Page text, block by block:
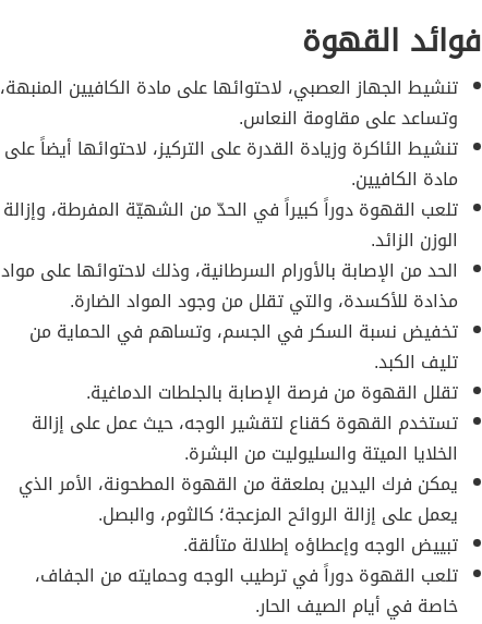
فوائد القهوة
تنشيط الجهاز العصبي، لاحتوائها على مادة الكافيين المنبهة،
وتساعد على مقاومة النعاس.
تنشيط الئاكرة وزيادة القدرة على التركيز، لاحتوائها أيضاً على
مادة الكافيين.
تلعب القهوة دوراً كبيراً في الحدّ من الشهيّة المفرطة، وإزالة
الوزن الزائد.
الحد من الإصابة بالأورام السرطانية، وذلك لاحتوائها على مواد
مذادة للأكسدة، والتي تقلل من وجود المواد الضارة.
تخفيض نسبة السكر في الجسم، وتساهم في الحماية من
تليف الكبد.
تقلل القهوة من فرصة الإصابة بالجلطات الدماغية.
تستخدم القهوة كقناع لتقشير الوجه، حيث عمل على إزالة
الخلايا الميتة والسليوليت من البشرة.
يمكن فرك اليدين بملعقة من القهوة المطحونة، الأمر الذي
يعمل على إزالة الروائح المزعجة؛ كالثوم، والبصل.
تبييض الوجه وإعطاؤه إطلالة متألقة.
تلعب القهوة دوراً في ترطيب الوجه وحمايته من الجفاف،
خاصة في أيام الصيف الحار.